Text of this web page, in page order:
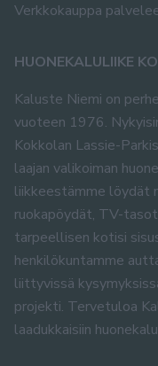
Verkkokauppa
HUONEKALULIIKE
Kaluste Niemi on
vuoteen 1976.
Kokkolan Lassie-
laajan valikoiman
liikkeestämme löydät
ruokapöydät, TV-
tarpeellisen kotisi
henkilökuntamme
liittyvissä
projekti. Tervetuloa
laadukkaisiin